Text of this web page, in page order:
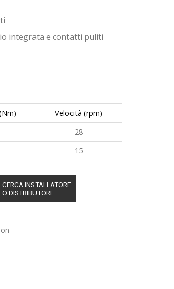
integrata e contatti puliti
Velocità (rpm)
28
15
CERCA INSTALLATORE
O DISTRIBUTORE